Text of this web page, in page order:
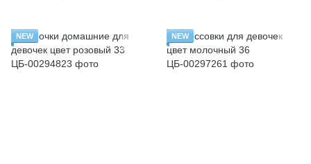
NEW NEW